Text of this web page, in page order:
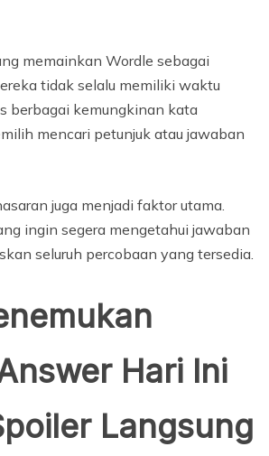
memainkan Wordle sebagai
tidak selalu memiliki waktu
berbagai kemungkinan kata
mencari petunjuk atau jawaban
juga menjadi faktor utama.
ingin segera mengetahui jawaban
seluruh percobaan yang tersedia.
Hari Ini
Langsung